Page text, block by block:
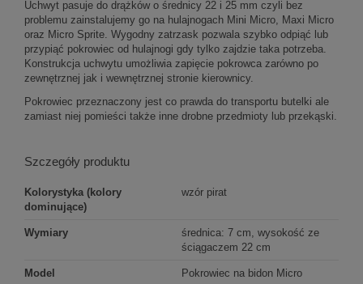
Uchwyt pasuje do drążków o średnicy 22 i 25 mm czyli bez
problemu zainstalujemy go na hulajnogach Mini Micro, Maxi Micro
oraz Micro Sprite. Wygodny zatrzask pozwala szybko odpiąć lub
przypiąć pokrowiec od hulajnogi gdy tylko zajdzie taka potrzeba.
Konstrukcja uchwytu umożliwia zapięcie pokrowca zarówno po
zewnętrznej jak i wewnętrznej stronie kierownicy.
Pokrowiec przeznaczony jest co prawda do transportu butelki ale
zamiast niej pomieści także inne drobne przedmioty lub przekąski.
Szczegóły produktu
Kolorystyka (kolory
dominujące)
wzór pirat
Wymiary
średnica: 7 cm, wysokość ze
ściągaczem 22 cm
Model Pokrowiec na bidon Micro